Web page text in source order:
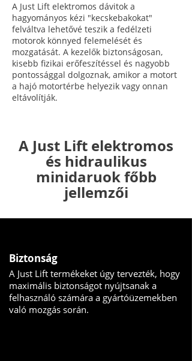
A Just Lift elektromos dávitok a
hagyományos kézi "kecskebakokat"
felváltva lehetővé teszik a fedélzeti
motorok könnyed felemelését és
mozgatását. A kezelők biztonságosan,
kisebb fizikai erőfeszítéssel és nagyobb
pontossággal dolgoznak, amikor a motort
a hajó motortérbe helyezik vagy onnan
eltávolítják.
A Just Lift elektromos
és hidraulikus
minidaruok főbb
jellemzői
Biztonság
A Just Lift termékeket úgy tervezték, hogy
maximális biztonságot nyújtsanak a
felhasználó számára a gyártóüzemekben
való mozgás során.